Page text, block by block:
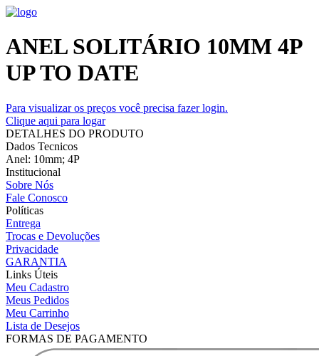
ANEL SOLITÁRIO 10MM 4P
UP TO DATE
Para visualizar os preços você precisa fazer login.
Clique aqui para logar
DETALHES DO PRODUTO
Dados Tecnicos
Anel: 10mm; 4P
Institucional
Sobre Nós
Fale Conosco
Políticas
Entrega
Trocas e Devoluções
Privacidade
GARANTIA
Links Úteis
Meu Cadastro
Meus Pedidos
Meu Carrinho
Lista de Desejos
FORMAS DE PAGAMENTO